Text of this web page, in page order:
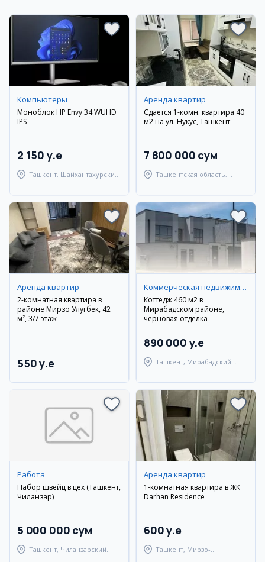
Компьютеры
Моноблок HP Envy 34 WUHD
IPS
2 150 y.e
Ташкент, Шайхантахурский
Аренда квартир
Сдается 1-комн. квартира 40
м2 на ул. Нукус, Ташкент
7 800 000 сум
Ташкентская область,
Аренда квартир
2-комнатная квартира в
районе Мирзо Улугбек, 42
м², 3/7 этаж
550 y.e
Коммерческая недвижимость
Коттедж 460 м2 в
Мирабадском районе,
черновая отделка
890 000 y.e
Ташкент, Мирабадский
Работа
Набор швейц в цех (Ташкент,
Чиланзар)
5 000 000 сум
Ташкент, Чиланзарский
Аренда квартир
1-комнатная квартира в ЖК
Darhan Residence
600 y.e
Ташкент, Мирзо-